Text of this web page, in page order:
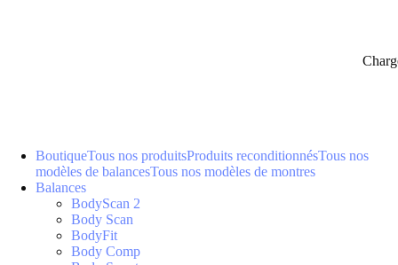
BoutiqueTous nos produitsProduits reconditionnésTous nos
modèles de balancesTous nos modèles de montres
Balances
BodyScan 2
Body Scan
BodyFit
Body Comp